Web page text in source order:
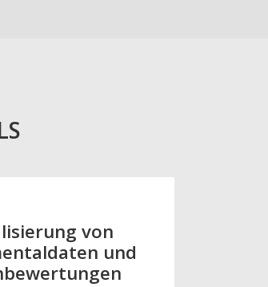
von
und